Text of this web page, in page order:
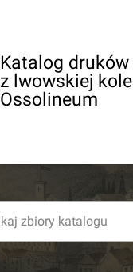
Katalog druków
z lwowskiej
Ossolineum